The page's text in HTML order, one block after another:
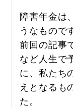
障害年金は
うなもので
前回の記事
など人生で
に、私たち
えとなるも
た。